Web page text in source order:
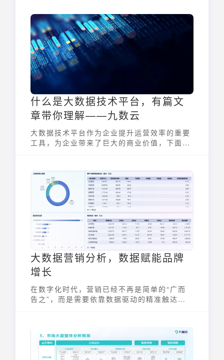
估其业务单元的市场地位，优化资源配置，提
升整体竞争力。本文将深入解析波士顿矩阵
图，并结合九数云BI等数据可视化工具，探讨
如何更好地利用这一工具指导企业战略决策和
产品组合管理。
什么是大数据技术平台，有篇文
章带你理解——九数云
大数据技术平台作为企业提升运营效率的重要
工具，为企业带来了巨大的商业价值，下面让
大数据营销分析，数据赋能品牌
增长
在数字化时代，营销已经不再是简单的“广而
告之”，而是需要依靠数据驱动的精准触达。
析和挖掘，从而为营销决策提供数据支持。本
文九数云BI将分享对大数据营销分析的理解，
以及如何利用数据分析工具赋能品牌增长。